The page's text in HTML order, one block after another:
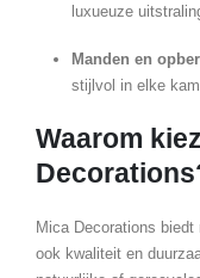
luxueuze
Manden en
stijlvol in elke
Waarom
Mica Decorations
ook kwaliteit en